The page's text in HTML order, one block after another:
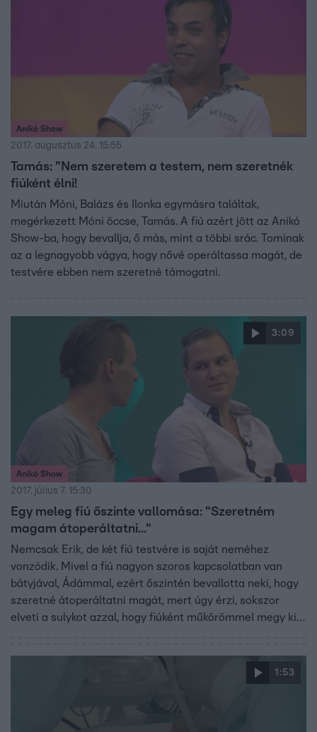
Anikó Show
2017. augusztus 24. 15:55
Tamás: "Nem szeretem a testem, nem szeretnék
fiúként élni!
Miután Móni, Balázs és Ilonka egymásra találtak,
megérkezett Móni öccse, Tamás. A fiú azért jött az Anikó
Show-ba, hogy bevallja, ő más, mint a többi srác. Tominak
az a legnagyobb vágya, hogy nővé operáltassa magát, de
testvére ebben nem szeretné támogatni.
3:09
Anikó Show
2017. július 7. 15:30
Egy meleg fiú őszinte vallomása: "Szeretném
magam átoperáltatni..."
Nemcsak Erik, de két fiú testvére is saját neméhez
vonzódik. Mivel a fiú nagyon szoros kapcsolatban van
bátyjával, Ádámmal, ezért őszintén bevallotta neki, hogy
szeretné átoperáltatni magát, mert úgy érzi, sokszor
elveti a sulykot azzal, hogy fiúként műkörömmel megy ki
1:53